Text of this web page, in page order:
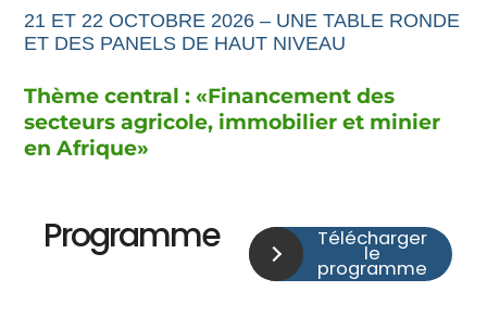
21 ET 22 OCTOBRE 2026 – UNE TABLE RONDE
ET DES PANELS DE HAUT NIVEAU
Thème central : «Financementdes
secteurs agricole, immobilier et minier
en Afrique»
Programme Télécharger
le
programme